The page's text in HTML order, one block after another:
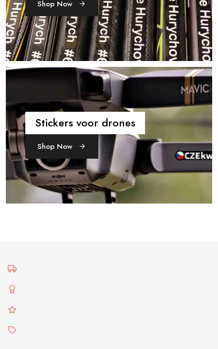
Shop Now
Stickers voor drones
Shop Now